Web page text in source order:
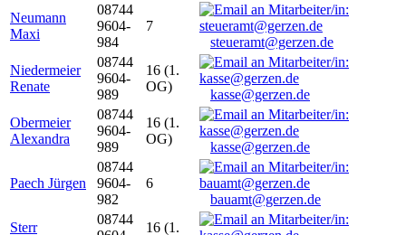
Neumann
Maxi
08744
9604-
984
7
steueramt@gerzen.de
Niedermeier
Renate
08744
9604-
989
16 (1.
OG)
kasse@gerzen.de
Obermeier
Alexandra
08744
9604-
989
16 (1.
OG)
kasse@gerzen.de
Paech Jürgen
08744
9604-
982
6
bauamt@gerzen.de
Sterr
08744
16 (1.